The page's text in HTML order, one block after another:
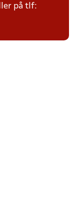
på tlf: